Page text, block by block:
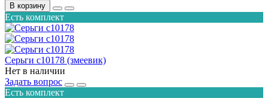
В корзину
Есть комплект
Серьги с10178 (змеевик)
Нет в наличии
Задать вопрос
Есть комплект